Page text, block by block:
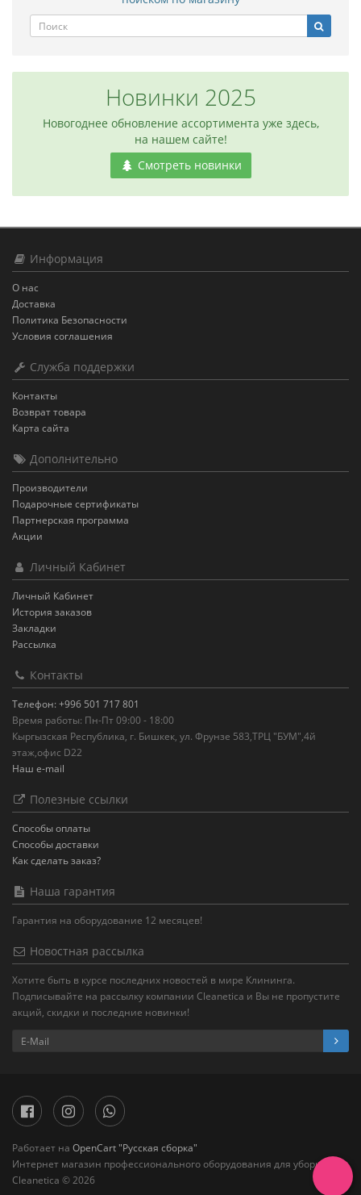
Новинки 2025
Новогоднее обновление ассортимента уже здесь,
на нашем сайте!
Смотреть новинки
Информация
О нас
Доставка
Политика Безопасности
Условия соглашения
Служба поддержки
Контакты
Возврат товара
Карта сайта
Дополнительно
Производители
Подарочные сертификаты
Партнерская программа
Акции
Личный Кабинет
Личный Кабинет
История заказов
Закладки
Рассылка
Контакты
Телефон: +996 501 717 801
Время работы: Пн-Пт 09:00 - 18:00
Кыргызская Республика, г. Бишкек, ул. Фрунзе 583,ТРЦ "БУМ",4й
этаж,офис D22
Наш e-mail
Полезные ссылки
Способы оплаты
Способы доставки
Как сделать заказ?
Наша гарантия
Гарантия на оборудование 12 месяцев!
Новостная рассылка
Хотите быть в курсе последних новостей в мире Клининга.
Подписывайте на рассылку компании Cleanetica и Вы не пропустите
акций, скидки и последние новинки!
Работает на OpenCart "Русская сборка"
Интернет магазин профессионального оборудования для уборки
Cleanetica © 2026